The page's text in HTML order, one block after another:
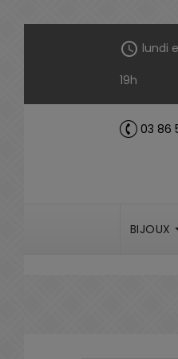
schedule lundi
19h
call 03 86
BIJOUX